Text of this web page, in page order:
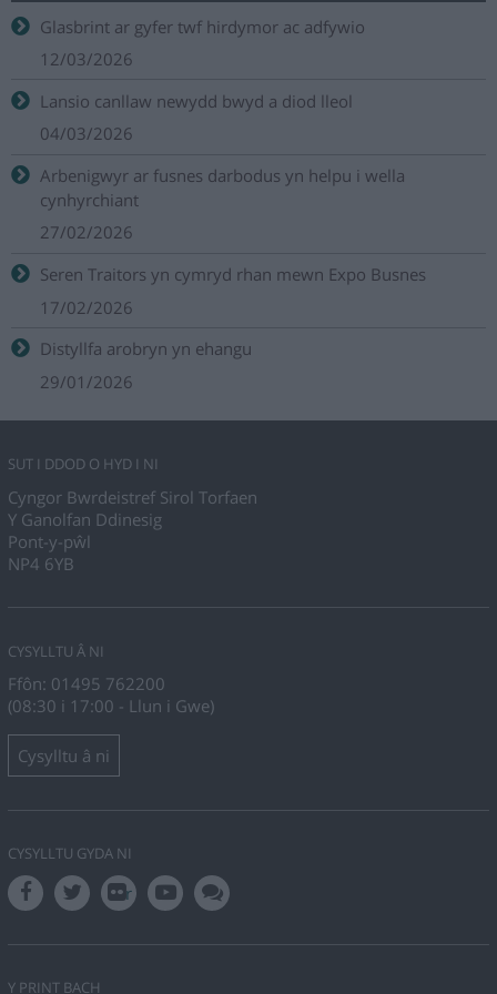
Glasbrint ar gyfer twf hirdymor ac adfywio
12/03/2026
Lansio canllaw newydd bwyd a diod lleol
04/03/2026
Arbenigwyr ar fusnes darbodus yn helpu i wella
cynhyrchiant
27/02/2026
Seren Traitors yn cymryd rhan mewn Expo Busnes
17/02/2026
Distyllfa arobryn yn ehangu
29/01/2026
SUT I DDOD O HYD I NI
Cyngor Bwrdeistref Sirol Torfaen
Y Ganolfan Ddinesig
Pont-y-pŵl
NP4 6YB
CYSYLLTU Â NI
Ffôn: 01495 762200
(08:30 i 17:00 - Llun i Gwe)
Cysylltu â ni
CYSYLLTU GYDA NI
r
Y PRINT BACH